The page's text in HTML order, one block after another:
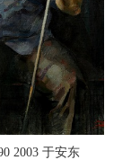
2003 于安东